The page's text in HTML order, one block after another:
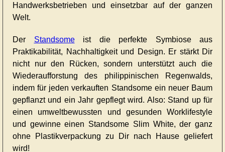
Handwerksbetrieben und einsetzbar auf der ganzen
Welt.
Der Standsomeist die perfekte Symbiose aus
Praktikabilität, Nachhaltigkeit und Design. Er stärkt Dir
nicht nur den Rücken, sondern unterstützt auch die
Wiederaufforstung des philippinischen Regenwalds,
indem für jeden verkauften Standsome ein neuer Baum
gepflanzt und ein Jahr gepflegt wird. Also: Stand up für
einen umweltbewussten und gesunden Worklifestyle
und gewinne einen Standsome Slim White, der ganz
ohne Plastikverpackung zu Dir nach Hause geliefert
wird!